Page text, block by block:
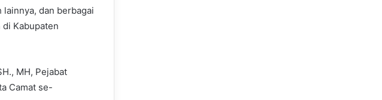
dan berbagai
Kabupaten
MH, Pejabat
Camat se-